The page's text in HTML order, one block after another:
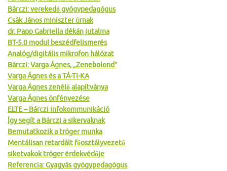
Bárczi: verekedő gyógypedagógus
Csák János miniszter úrnak
dr. Papp Gabriella dékán jutalma
BT-5.0 modul beszédfelismerés
Analóg/digitális mikrofon hálózat
Bárczi: Varga Ágnes, „Zenebolond”
Varga Ágnes és a TÁ-TI-KA
Varga Ágnes zenélő alapítványa
Varga Ágnes önfényezése
ELTE – Bárczi infokommunikáció
Így segít a Bárczi a sikervaknak
Bemutatkozik a tróger munka
Mentálisan retardált főosztályvezető
siketvakok tróger érdekvédője
Referencia: Gyagyás gyógypedagógus